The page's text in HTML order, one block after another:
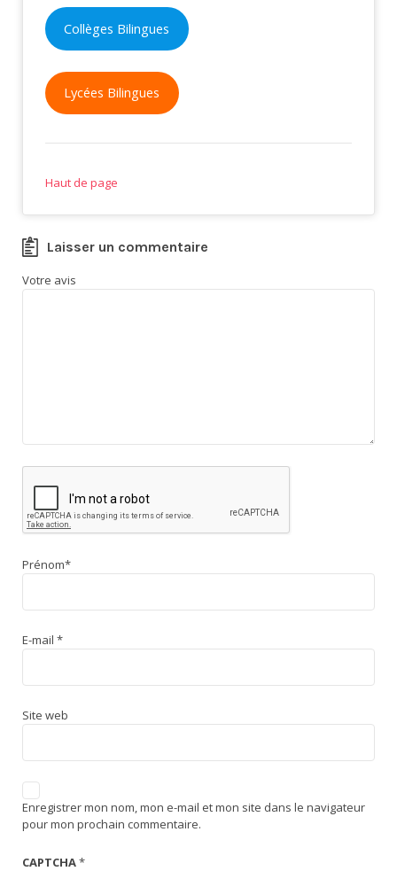
Collèges Bilingues
Lycées Bilingues
Haut de page
Laisser un commentaire
Votre avis
Prénom*
E-mail *
Site web
Enregistrer mon nom, mon e-mail et mon site dans le navigateur
pour mon prochain commentaire.
CAPTCHA*